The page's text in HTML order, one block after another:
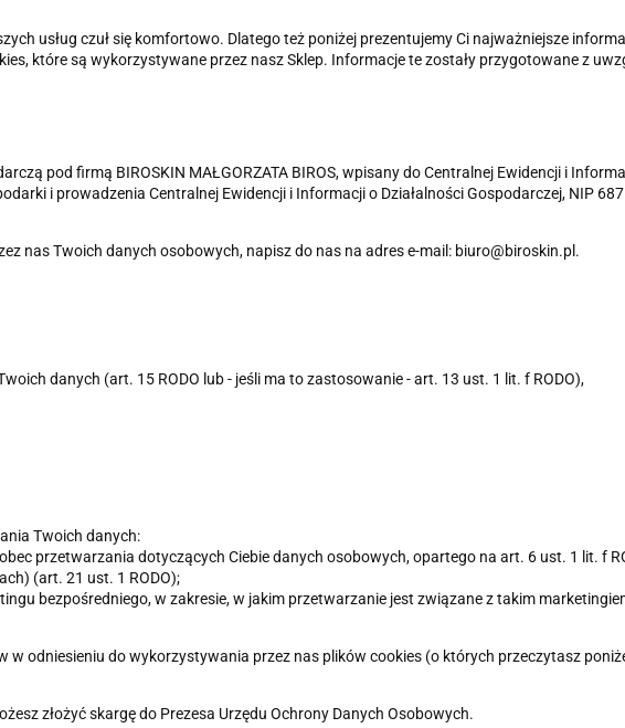
usług czuł się komfortowo. Dlatego też poniżej prezentujemy Ci najważniejsze
które są wykorzystywane przez nasz Sklep. Informacje te zostały przygotowane z
pod firmą BIROSKIN MAŁGORZATA BIROS, wpisany do Centralnej Ewidencji i
i prowadzenia Centralnej Ewidencji i Informacji o Działalności Gospodarczej, NIP
nas Twoich danych osobowych, napisz do nas na adres e-mail: biuro@biroskin.pl.
danych (art. 15 RODO lub - jeśli ma to zastosowanie - art. 13 ust. 1 lit. f RODO),
Twoich danych:
przetwarzania dotyczących Ciebie danych osobowych, opartego na art. 6 ust. 1 lit. f
(art. 21 ust. 1 RODO);
bezpośredniego, w zakresie, w jakim przetwarzanie jest związane z takim
w odniesieniu do wykorzystywania przez nas plików cookies (o których przeczytasz
złożyć skargę do Prezesa Urzędu Ochrony Danych Osobowych.